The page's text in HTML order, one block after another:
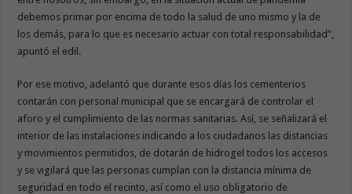
debemos primar por encima de todo la salud de uno mismo y la de
los demás, para lo que es necesario actuar con total responsabilidad”,
apuntó el edil.
Por ese motivo, adelantó que durante esos días los cementerios
contarán con personal municipal que se encargará de controlar el
aforo y el cumplimiento de las normas sanitarias. Así, se señalizará el
interior de las instalaciones indicando a los ciudadanos las distancias
y movimientos permitidos, de dotarán de hidrogel todos los accesos
y se vigilará que las personas cumplan con la distancia mínima de
seguridad en todo el recinto, así como el uso obligatorio de